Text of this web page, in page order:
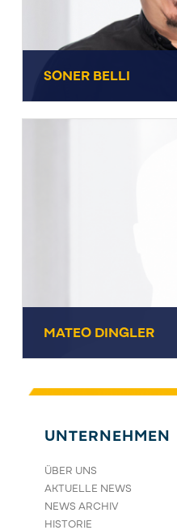
SONER BELLI
MATEO DINGLER
MATEO DINGLER
UNTERNEHMEN
ÜBER UNS
AKTUELLE NEWS
NEWS ARCHIV
HISTORIE